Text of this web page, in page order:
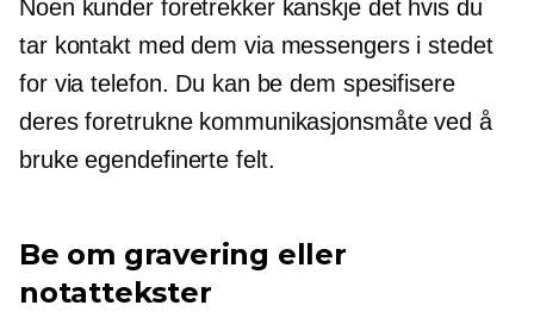
Noen kunder foretrekker kanskje det hvis du
tar kontakt med dem via messengers i stedet
for via telefon. Du kan be dem spesifisere
deres foretrukne kommunikasjonsmåte ved å
bruke egendefinerte felt.
Be om gravering eller
notattekster